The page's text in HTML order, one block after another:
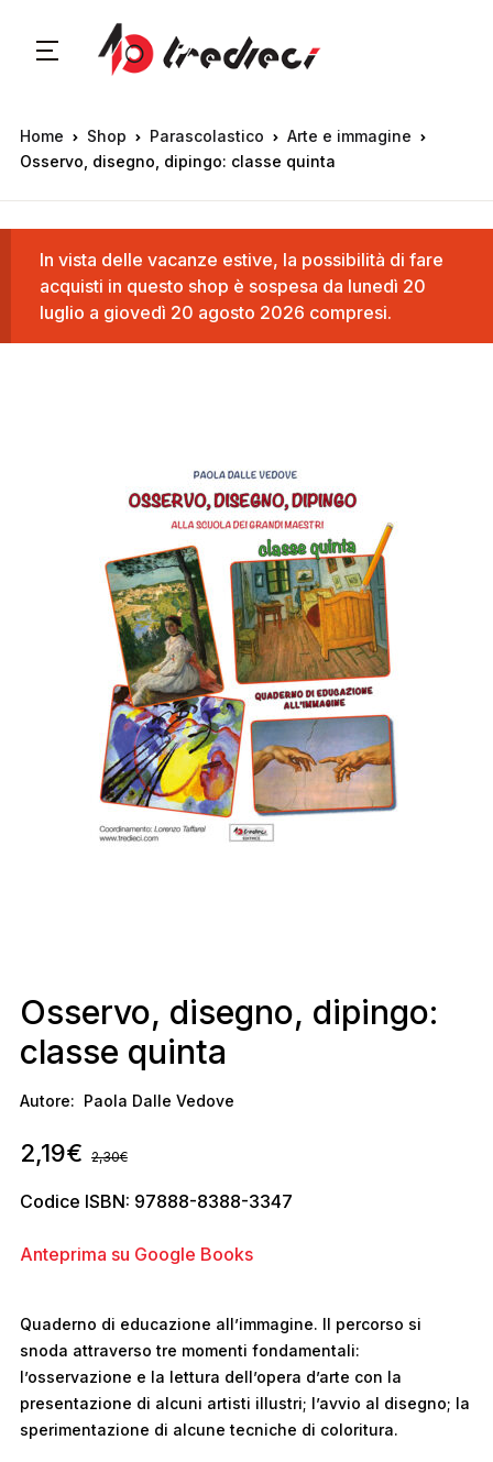
Home Shop Parascolastico
Arte e immagine
Osservo, disegno, dipingo: classe quinta
In vista delle vacanze estive, la possibilità di fare
acquisti in questo shop è sospesa da lunedì 20
luglio a giovedì 20 agosto 2026 compresi.
Osservo, disegno, dipingo:
classe quinta
Autore: Paola Dalle Vedove
2,19€ 2,30€
Codice ISBN: 97888-8388-3347
Anteprima su Google Books
Quaderno di educazione all’immagine. Il percorso si
snoda attraverso tre momenti fondamentali:
l’osservazione e la lettura dell’opera d’arte con la
presentazione di alcuni artisti illustri; l’avvio al disegno; la
sperimentazione di alcune tecniche di coloritura.